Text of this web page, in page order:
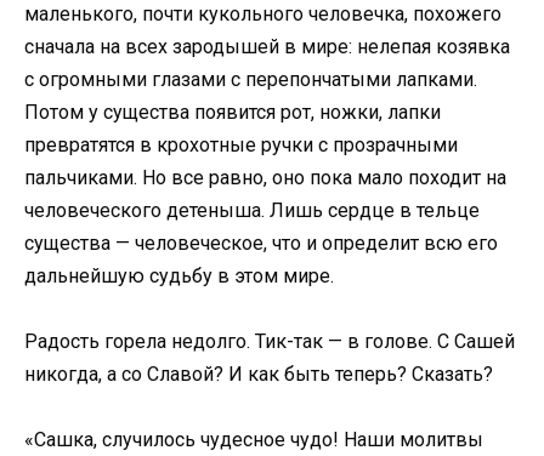
маленького, почти кукольного человечка, похожего
сначала на всех зародышей в мире: нелепая козявка
с огромными глазами с перепончатыми лапками.
Потом у существа появится рот, ножки, лапки
превратятся в крохотные ручки с прозрачными
пальчиками. Но все равно, оно пока мало походит на
человеческого детеныша. Лишь сердце в тельце
существа — человеческое, что и определит всю его
дальнейшую судьбу в этом мире.
Радость горела недолго. Тик-так — в голове. С Сашей
никогда, а со Славой? И как быть теперь? Сказать?
«Сашка, случилось чудесное чудо! Наши молитвы